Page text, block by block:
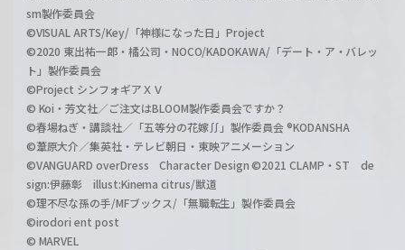
sm製作委員会
©VISUAL ARTS/Key/「神様になった日」Project
©2020 東出祐一郎・橘公司・NOCO/KADOKAWA/「デート・ア・バレッ
ト」製作委員会
©Project シンフォギアＸＶ
© Koi・芳文社／ご注文はBLOOM製作委員会ですか？
©春場ねぎ・講談社／「五等分の花嫁∬」製作委員会 ®KODANSHA
©葦原大介／集英社・テレビ朝日・東映アニメーション
©VANGUARD overDress Character Design ©2021 CLAMP・ST de
sign:伊藤彰 illust:Kinema citrus/獣道
©理不尽な孫の手/MFブックス/「無職転生」製作委員会
©irodori ent post
© MARVEL